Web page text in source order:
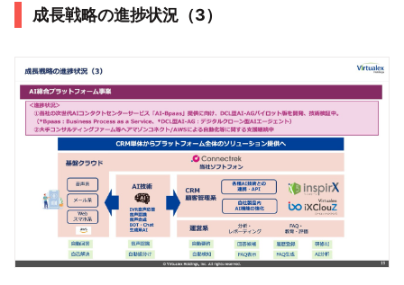
成長戦略の進捗状況（3）